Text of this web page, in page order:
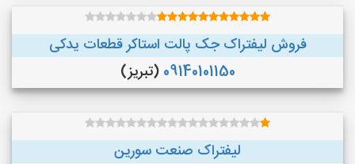
فروش لیفتراک جک پالت استاکر قطعات یدکی
09140101150 (تبریز)
لیفتراک صنعت سورین